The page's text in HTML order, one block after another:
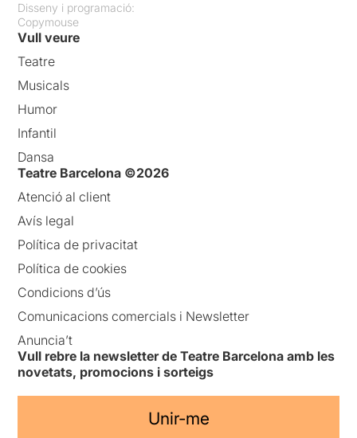
Disseny i programació:
Copymouse
Vull veure
Teatre
Musicals
Humor
Infantil
Dansa
Teatre Barcelona ©2026
Atenció al client
Avís legal
Política de privacitat
Política de cookies
Condicions d’ús
Comunicacions comercials i Newsletter
Anuncia’t
Vull rebre la newsletter de Teatre Barcelona amb les
novetats, promocions i sorteigs
Unir-me